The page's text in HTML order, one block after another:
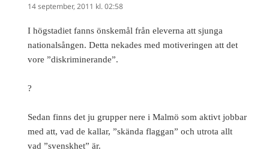
14 september, 2011 kl. 02:58
I högstadiet fanns önskemål från eleverna att sjunga
nationalsången. Detta nekades med motiveringen att det
vore ”diskriminerande”.
?
Sedan finns det ju grupper nere i Malmö som aktivt jobbar
med att, vad de kallar, ”skända flaggan” och utrota allt
vad ”svenskhet” är.